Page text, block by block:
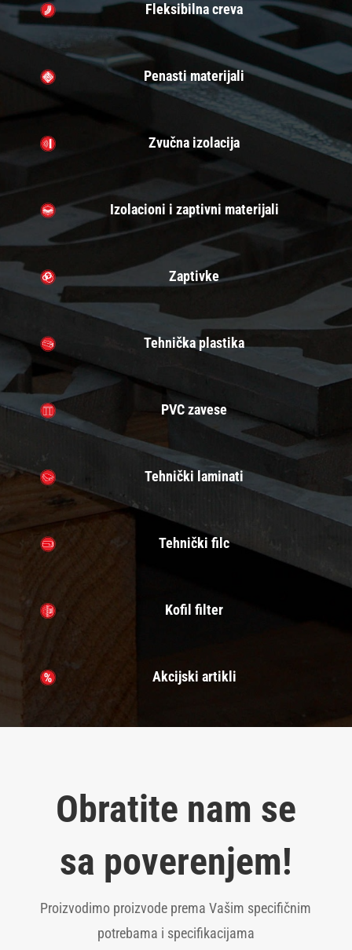
Fleksibilna creva
Penasti materijali
Zvučna izolacija
Izolacioni i zaptivni materijali
Zaptivke
Tehnička plastika
PVC zavese
Tehnički laminati
Tehnički filc
Kofil filter
Akcijski artikli
Obratite nam se
sa poverenjem!
Proizvodimo proizvode prema Vašim specifičnim
potrebama i specifikacijama